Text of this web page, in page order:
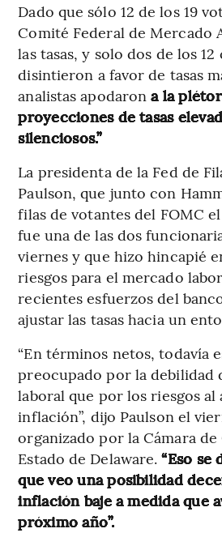
Dado que sólo 12 de los 19
Comité Federal de Mercado
las tasas, y solo dos de los
disintieron a favor de tasas
analistas apodarona la
proyecciones de tasas
silenciosos.”
La presidenta de la Fed de
Paulson, que junto con
filas de votantes del FOMC
fue una de las dos
viernes y que hizo hincapié
riesgos para el mercado
recientes esfuerzos del
ajustar las tasas hacia un
“En términos netos, todavía
preocupado por la debilidad
laboral que por los riesgos al
inflación”, dijo Paulson el
organizado por la Cámara
Estado de Delaware.“Eso se
que veo una posibilidad
inflación baje a medida que
próximo año”.